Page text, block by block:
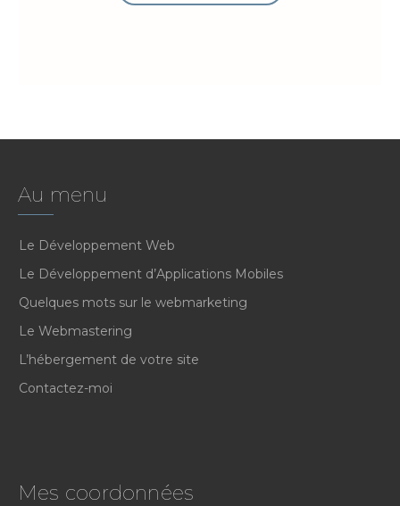
Au menu
Le Développement Web
Le Développement d’Applications Mobiles
Quelques mots sur le webmarketing
Le Webmastering
L’hébergement de votre site
Contactez-moi
Mes coordonnées